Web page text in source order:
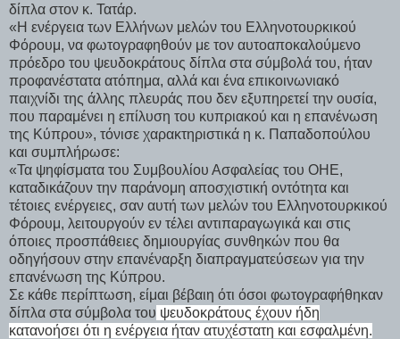
δίπλα στον κ. Τατάρ.
«Η ενέργεια των Ελλήνων μελών του Ελληνοτουρκικού
Φόρουμ, να φωτογραφηθούν με τον αυτοαποκαλούμενο
πρόεδρο του ψευδοκράτους δίπλα στα σύμβολά του, ήταν
προφανέστατα ατόπημα, αλλά και ένα επικοινωνιακό
παιχνίδι της άλλης πλευράς που δεν εξυπηρετεί την ουσία,
που παραμένει η επίλυση του κυπριακού και η επανένωση
της Κύπρου», τόνισε χαρακτηριστικά η κ. Παπαδοπούλου
και συμπλήρωσε:
«Τα ψηφίσματα του Συμβουλίου Ασφαλείας του ΟΗΕ,
καταδικάζουν την παράνομη αποσχιστική οντότητα και
τέτοιες ενέργειες, σαν αυτή των μελών του Ελληνοτουρκικού
Φόρουμ, λειτουργούν εν τέλει αντιπαραγωγικά και στις
όποιες προσπάθειες δημιουργίας συνθηκών που θα
οδηγήσουν στην επανέναρξη διαπραγματεύσεων για την
επανένωση της Κύπρου.
Σε κάθε περίπτωση, είμαι βέβαιη ότι όσοι φωτογραφήθηκαν
δίπλα στα σύμβολα του ψευδοκράτους έχουν ήδη
κατανοήσει ότι η ενέργεια ήταν ατυχέστατη και εσφαλμένη.